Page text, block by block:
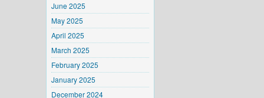
June 2025
May 2025
April 2025
March 2025
February 2025
January 2025
December 2024